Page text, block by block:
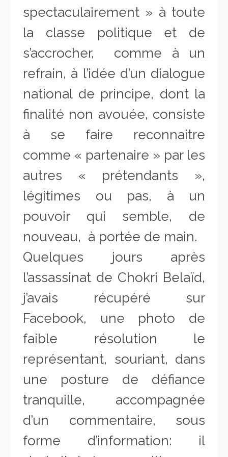
spectaculairement » à toute
la classe politique et de
s’accrocher, comme à un
refrain, à l’idée d’un dialogue
national de principe, dont la
finalité non avouée, consiste
à se faire reconnaitre
comme « partenaire » par les
autres « prétendants »,
légitimes ou pas, à un
pouvoir qui semble, de
nouveau, à portée de main.
Quelques jours après
l’assassinat de Chokri Belaïd,
j’avais récupéré sur
Facebook, une photo de
faible résolution le
représentant, souriant, dans
une posture de défiance
tranquille, accompagnée
d’un commentaire, sous
forme d’information: il